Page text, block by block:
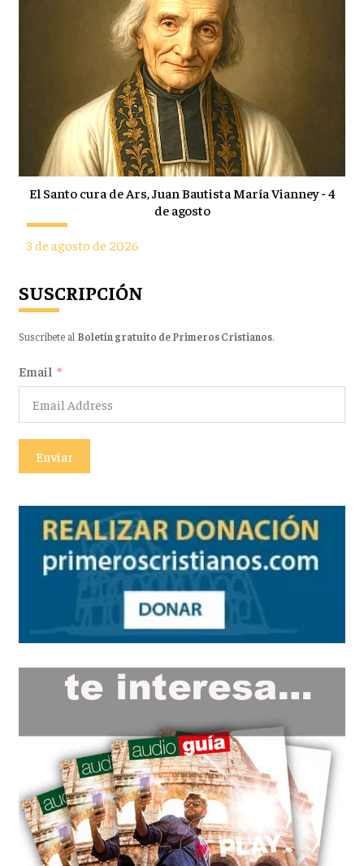
El Santo cura de Ars, Juan Bautista María Vianney - 4
de agosto
3 de agosto de 2026
SUSCRIPCIÓN
Suscríbete al Boletín gratuito de Primeros Cristianos.
Email
Enviar